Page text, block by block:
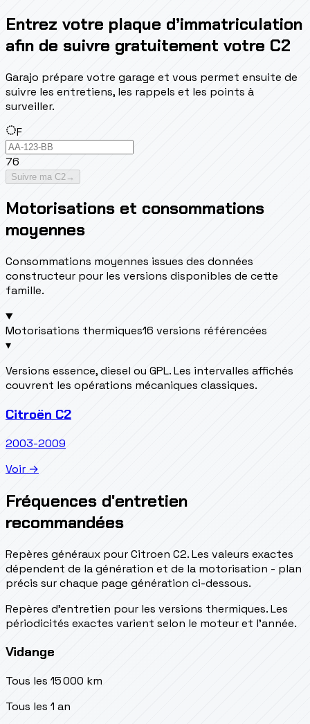
Entrez votre plaque d’immatriculation
afin de suivre gratuitement votre C2
Garajo prépare votre garage et vous permet ensuite de
suivre les entretiens, les rappels et les points à
surveiller.
F
76
Suivre ma C2 →
Motorisations et consommations
moyennes
Consommations moyennes issues des données
constructeur pour les versions disponibles de cette
famille.
Motorisations thermiques16 versions référencées
▾
Versions essence, diesel ou GPL. Les intervalles affichés
couvrent les opérations mécaniques classiques.
Citroën C2
2003-2009
Voir →
Fréquences d'entretien
recommandées
Repères généraux pour Citroen C2. Les valeurs exactes
dépendent de la génération et de la motorisation - plan
précis sur chaque page génération ci-dessous.
Repères d’entretien pour les versions thermiques. Les
périodicités exactes varient selon le moteur et l’année.
Vidange
Tous les 15 000 km
Tous les 1 an